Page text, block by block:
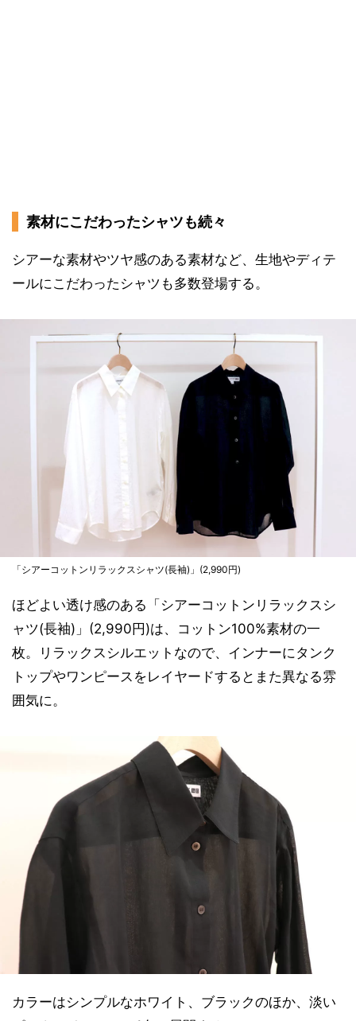
素材にこだわったシャツも続々
シアーな素材やツヤ感のある素材など、生地やディテ
ールにこだわったシャツも多数登場する。
「シアーコットンリラックスシャツ(長袖)」(2,990円)
ほどよい透け感のある「シアーコットンリラックスシ
ャツ(長袖)」(2,990円)は、コットン100%素材の一
枚。リラックスシルエットなので、インナーにタンク
トップやワンピースをレイヤードするとまた異なる雰
囲気に。
カラーはシンプルなホワイト、ブラックのほか、淡い